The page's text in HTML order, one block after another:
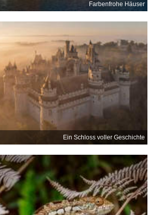
Farbenfrohe Häuser
Ein Schloss voller Geschichte